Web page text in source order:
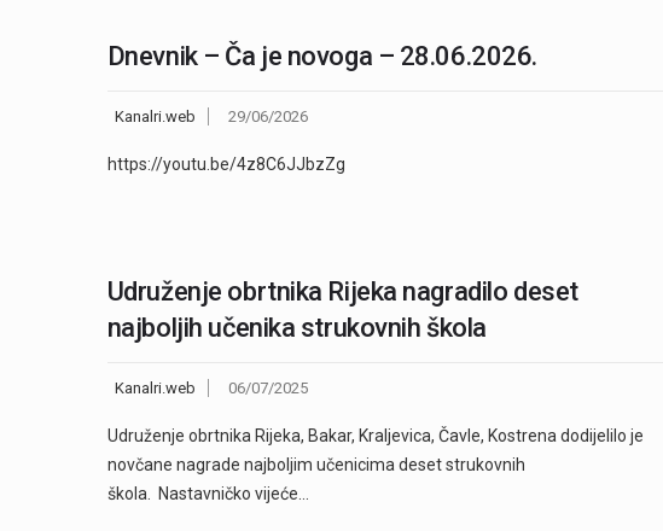
Dnevnik – Ča je novoga – 28.06.2026.
Kanalri.web 29/06/2026
https://youtu.be/4z8C6JJbzZg
Udruženje obrtnika Rijeka nagradilo deset
najboljih učenika strukovnih škola
Kanalri.web 06/07/2025
Udruženje obrtnika Rijeka, Bakar, Kraljevica, Čavle, Kostrena dodijelilo je
novčane nagrade najboljim učenicima deset strukovnih
škola. Nastavničko vijeće…